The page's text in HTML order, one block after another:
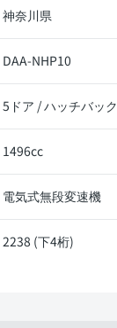
神奈川県
DAA-NHP10
5ドア / ハッチバック
1496cc
電気式無段変速機
2238 (下4桁)